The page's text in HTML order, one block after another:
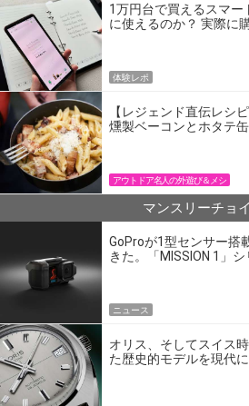
1万円台で買えるスマー
に使えるのか？ 実際に
体験レポ
【レジェンド直伝レシ
燻製ベーコンとホタテ
アウトドア名人の外遊び＆メシ
マンスリーチョ
GoProが1型センサー搭
きた。「MISSION 1」
ニュース
オリス、そしてスイス
た歴史的モデルを現代